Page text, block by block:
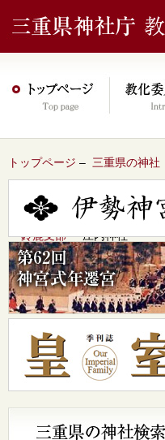
トップページ – 三重県の神社
content/themes/jinja2022/
–鈴鹿支部– 庄内神社